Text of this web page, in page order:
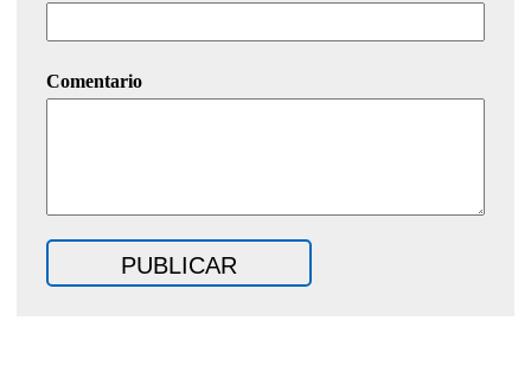
Comentario